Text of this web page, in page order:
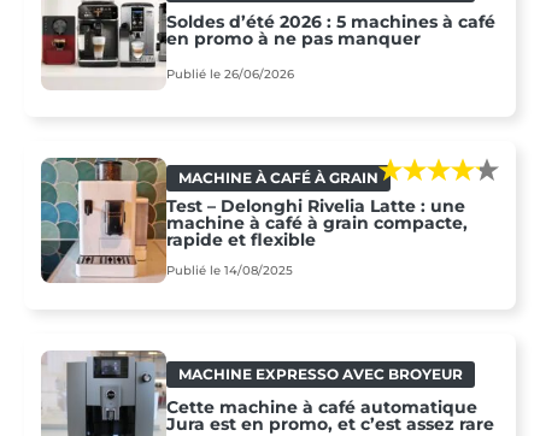
Soldes d’été 2026 : 5 machines à café
en promo à ne pas manquer
Publié le 26/06/2026
MACHINE À CAFÉ À GRAIN
Test – Delonghi Rivelia Latte : une
machine à café à grain compacte,
rapide et flexible
Publié le 14/08/2025
MACHINE EXPRESSO AVEC BROYEUR
Cette machine à café automatique
Jura est en promo, et c’est assez rare